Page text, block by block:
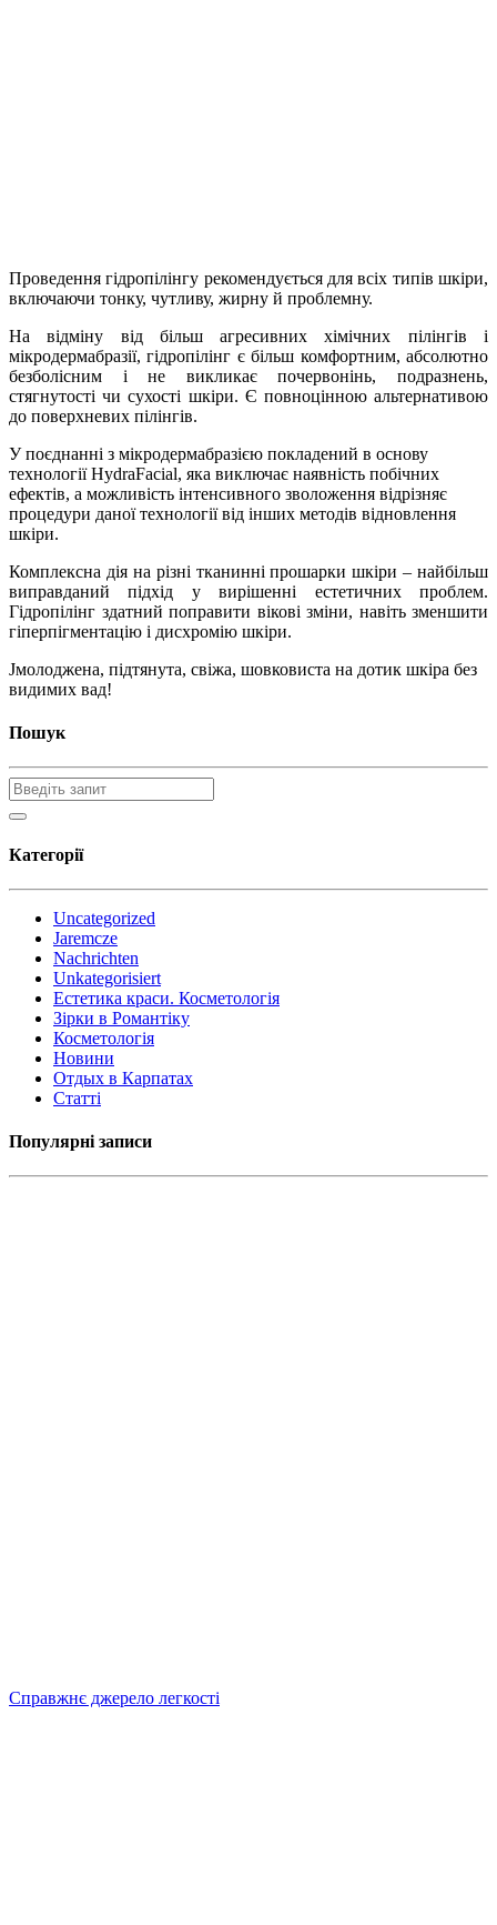
Проведення гідропілінгу рекомендується для всіх типів шкіри,
включаючи тонку, чутливу, жирну й проблемну.
На відміну від більш агресивних хімічних пілінгів і
мікродермабразії, гідропілінг є більш комфортним, абсолютно
безболісним і не викликає почервонінь, подразнень,
стягнутості чи сухості шкіри. Є повноцінною альтернативою
до поверхневих пілінгів.
У поєднанні з мікродермабразією покладений в основу
технології HydraFacial, яка виключає наявність побічних
ефектів, а можливість інтенсивного зволоження відрізняє
процедури даної технології від інших методів відновлення
шкіри.
Комплексна дія на різні тканинні прошарки шкіри – найбільш
виправданий підхід у вирішенні естетичних проблем.
Гідропілінг здатний поправити вікові зміни, навіть зменшити
гіперпігментацію і дисхромію шкіри.
Jмолоджена, підтянута, свіжа, шовковиста на дотик шкіра без
видимих вад!
Пошук
Категорії
Uncategorized
Jaremcze
Nachrichten
Unkategorisiert
Естетика краси. Косметологія
Зірки в Романтіку
Косметологія
Новини
Отдых в Карпатах
Статті
Популярні записи
Справжнє джерело легкості